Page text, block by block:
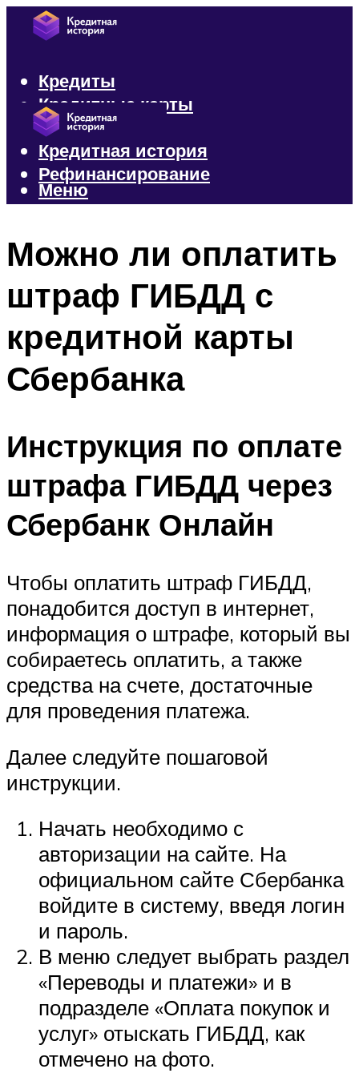
Кредиты
Кредитные карты
Микрозаймы
Кредитная история
Рефинансирование
Меню
Можно ли оплатить
штраф ГИБДД с
кредитной карты
Сбербанка
Инструкция по оплате
штрафа ГИБДД через
Сбербанк Онлайн
Чтобы оплатить штраф ГИБДД,
понадобится доступ в интернет,
информация о штрафе, который вы
собираетесь оплатить, а также
средства на счете, достаточные
для проведения платежа.
Далее следуйте пошаговой
инструкции.
Начать необходимо с
авторизации на сайте. На
официальном сайте Сбербанка
войдите в систему, введя логин
и пароль.
В меню следует выбрать раздел
«Переводы и платежи» и в
подразделе «Оплата покупок и
услуг» отыскать ГИБДД, как
отмечено на фото.